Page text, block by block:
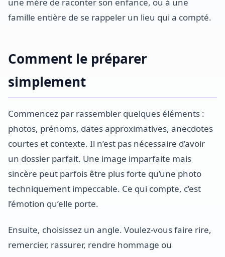
famille entière de se rappeler un lieu qui a compté.
Comment le préparer
simplement
Commencez par rassembler quelques éléments :
photos, prénoms, dates approximatives, anecdotes
courtes et contexte. Il n’est pas nécessaire d’avoir
un dossier parfait. Une image imparfaite mais
sincère peut parfois être plus forte qu’une photo
techniquement impeccable. Ce qui compte, c’est
l’émotion qu’elle porte.
Ensuite, choisissez un angle. Voulez-vous faire rire,
remercier, rassurer, rendre hommage ou